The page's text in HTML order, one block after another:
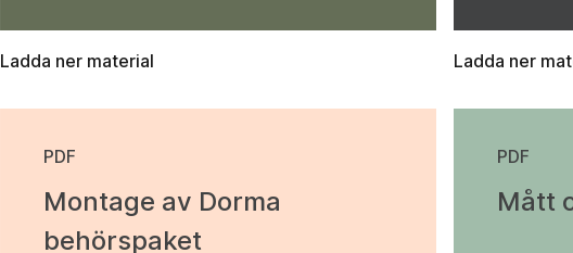
Ladda ner material Ladda ner
PDF
Montage av Dorma
behörspaket
PDF
Mått